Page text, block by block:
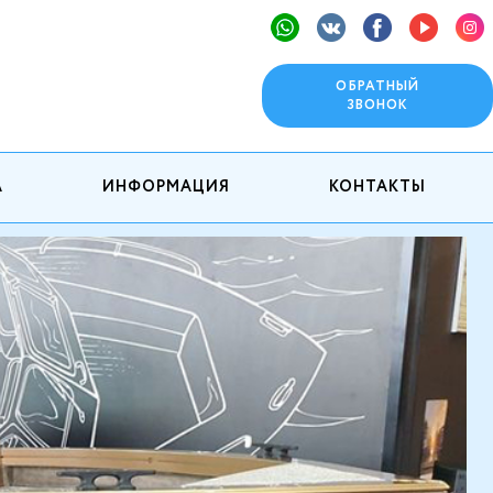
ОБРАТНЫЙ
ЗВОНОК
ИНФОРМАЦИЯ КОНТАКТЫ